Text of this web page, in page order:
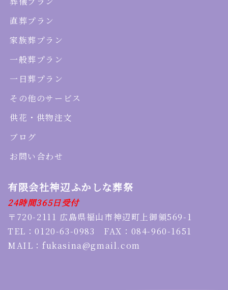
直葬プラン
家族葬プラン
一般葬プラン
一日葬プラン
その他のサービス
供花・供物注文
ブログ
お問い合わせ
有限会社神辺ふかしな葬祭
24時間365日受付
〒720-2111 広島県福山市神辺町上御領569-1
TEL：0120-63-0983 FAX：084-960-1651
MAIL：fukasina@gmail.com